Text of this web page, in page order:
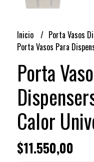
Inicio
Porta Vasos
Porta Vasos Para
Porta
Calor
$11.550,00